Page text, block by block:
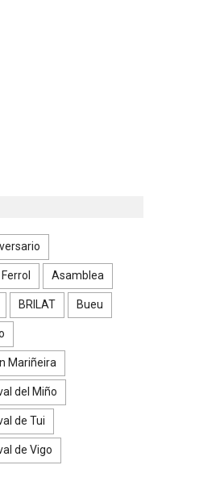
Asamblea
BRILAT Bueu
Mariñeira
del Miño
de Tui
de Vigo